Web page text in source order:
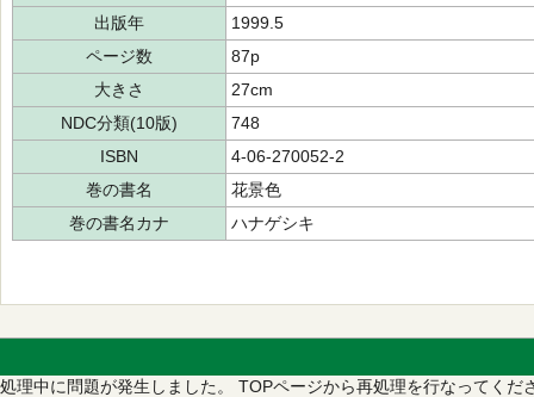
出版年
1999.5
ページ数
87p
大きさ
27cm
NDC分類(10版)
748
ISBN
4-06-270052-2
巻の書名
花景色
巻の書名カナ
ハナゲシキ
処理中に問題が発生しました。 TOPページから再処理を行なってくだ